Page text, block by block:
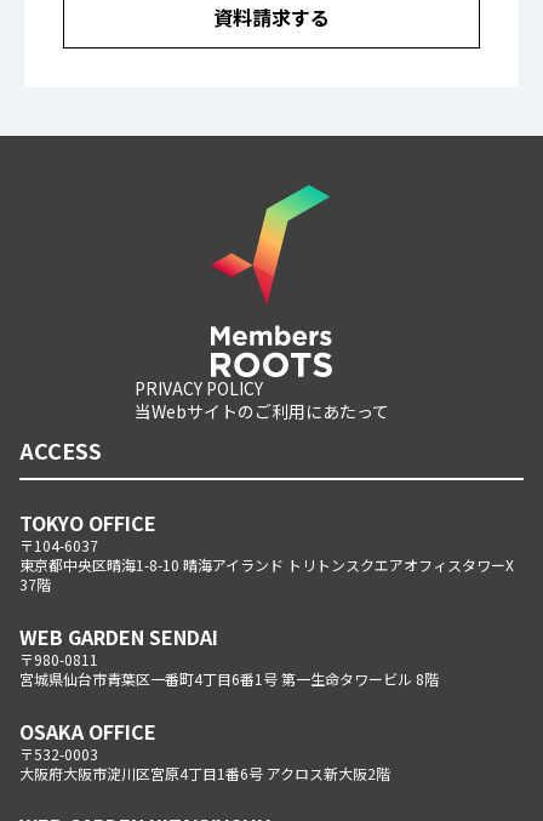
資料請求する
PRIVACY POLICY
当Webサイトのご利用にあたって
ACCESS
TOKYO OFFICE
〒104-6037
東京都中央区晴海1-8-10 晴海アイランド トリトンスクエアオフィスタワーX
37階
WEB GARDEN SENDAI
〒980-0811
宮城県仙台市青葉区一番町4丁目6番1号 第一生命タワービル 8階
OSAKA OFFICE
〒532-0003
大阪府大阪市淀川区宮原4丁目1番6号 アクロス新大阪2階